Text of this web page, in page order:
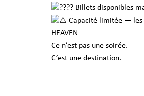
Billets disponibles
Capacité limitée — les
HEAVEN
Ce n’est pas une soirée.
C’est une destination.